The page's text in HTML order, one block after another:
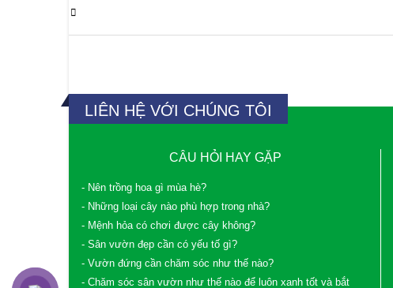
LIÊN HỆ VỚI CHÚNG TÔI
CÂU HỎI HAY GẶP
- Nên trồng hoa gì mùa hè?
- Những loại cây nào phù hợp trong nhà?
- Mệnh hỏa có chơi được cây không?
- Sân vườn đẹp cần có yếu tố gì?
- Vườn đứng cần chăm sóc như thế nào?
- Chăm sóc sân vườn như thế nào để luôn xanh tốt và bắt